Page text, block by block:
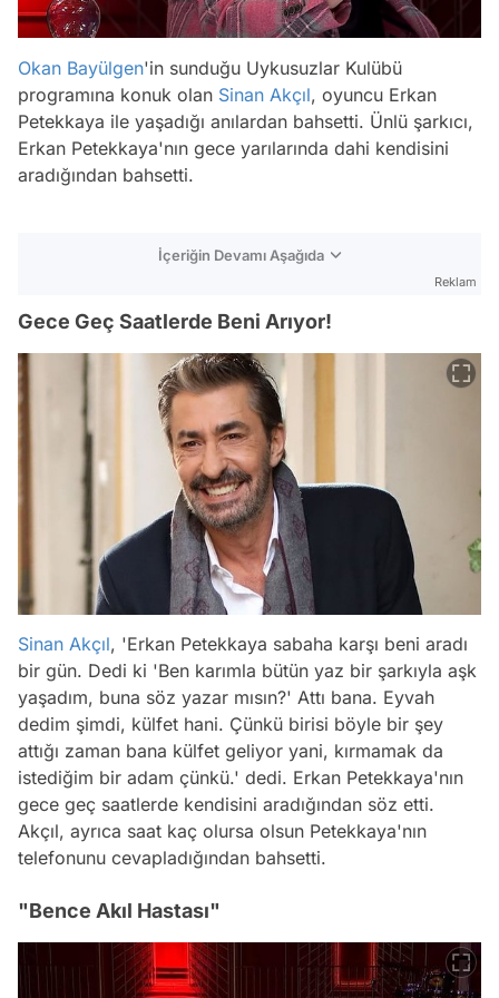
Okan Bayülgen'in sunduğu Uykusuzlar Kulübü
programına konuk olan Sinan Akçıl, oyuncu Erkan
Petekkaya ile yaşadığı anılardan bahsetti. Ünlü şarkıcı,
Erkan Petekkaya'nın gece yarılarında dahi kendisini
aradığından bahsetti.
İçeriğin Devamı Aşağıda
Reklam
Gece Geç Saatlerde Beni Arıyor!
Sinan Akçıl, 'Erkan Petekkaya sabaha karşı beni aradı
bir gün. Dedi ki 'Ben karımla bütün yaz bir şarkıyla aşk
yaşadım, buna söz yazar mısın?' Attı bana. Eyvah
dedim şimdi, külfet hani. Çünkü birisi böyle bir şey
attığı zaman bana külfet geliyor yani, kırmamak da
istediğim bir adam çünkü.' dedi. Erkan Petekkaya'nın
gece geç saatlerde kendisini aradığından söz etti.
Akçıl, ayrıca saat kaç olursa olsun Petekkaya'nın
telefonunu cevapladığından bahsetti.
"Bence Akıl Hastası"